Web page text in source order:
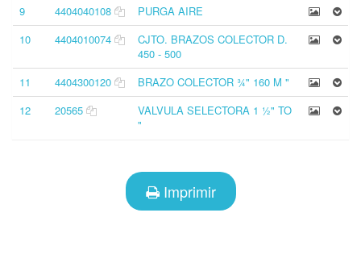
9
4404040108
PURGA AIRE
10
4404010074
CJTO. BRAZOS COLECTOR D.
450 - 500
11
4404300120
BRAZO COLECTOR ¾" 160 M "
12
20565
VALVULA SELECTORA 1 ½" TO
"
Imprimir